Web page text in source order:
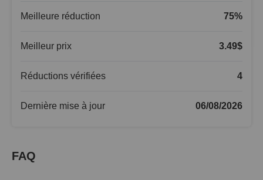
Meilleure réduction 75%
Meilleur prix 3.49$
Réductions vérifiées 4
Dernière mise à jour 06/08/2026
FAQ